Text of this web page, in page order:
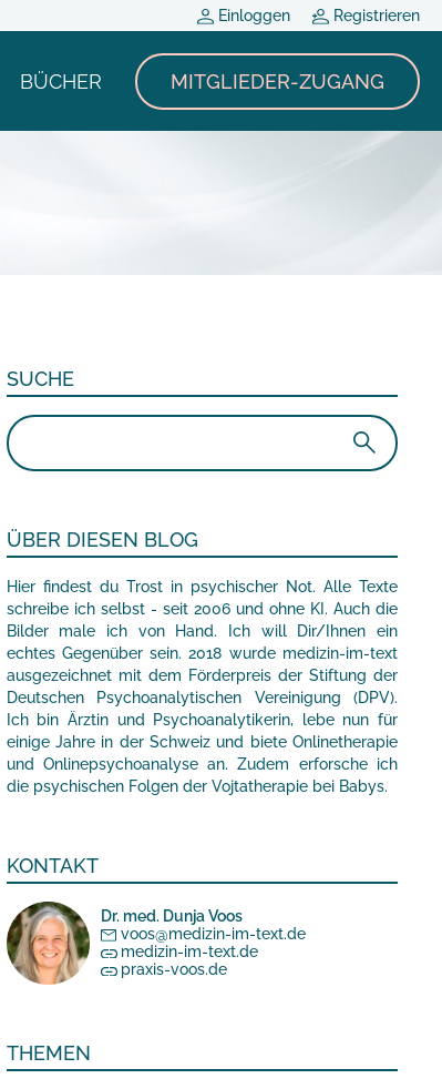
Einloggen Registrieren
BÜCHER MITGLIEDER-ZUGANG
SUCHE
Suchen
nach:
ÜBER DIESEN BLOG
Hier findest du Trost in psychischer Not. Alle Texte
schreibe ich selbst - seit 2006 und ohne KI. Auch die
Bilder male ich von Hand. Ich will Dir/Ihnen ein
echtes Gegenüber sein. 2018 wurde medizin-im-text
ausgezeichnet mit dem Förderpreis der Stiftung der
Deutschen Psychoanalytischen Vereinigung (DPV).
Ich bin Ärztin und Psychoanalytikerin, lebe nun für
einige Jahre in der Schweiz und biete Onlinetherapie
und Onlinepsychoanalyse an. Zudem erforsche ich
die psychischen Folgen der Vojtatherapie bei Babys.
KONTAKT
Dr. med. Dunja Voos
voos@medizin-im-text.de
medizin-im-text.de
praxis-voos.de
THEMEN